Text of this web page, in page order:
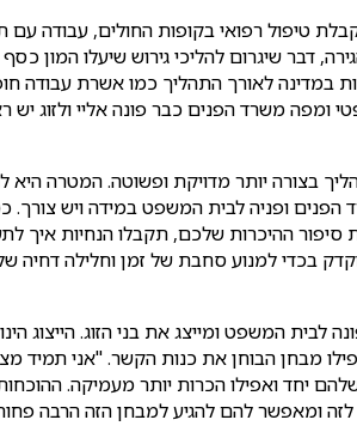
טיפול רפואי בקופות החולים, עבודה
דבר שיגרום להליכי גירוש שיעלו
במדינה לאורך התהליך כמו אשרת עבודה
משרד הפנים כבר פונה אליי ולזוג יש
בצורה יותר מדויקת ופשוטה. המטרה היא
הפנים ופניה לבית המשפט במידה ויש
ההיכרות שלכם, תקבלו הנחיות איך
בכדי למנוע סחבת של זמן וחלילה
המשפט ומייצג את בני הזוג. הייצוג
מבחן הבוחן את כנות הקשר. "אני תמיד
יחד ואפילו הכרות יותר מעמיקה.
ומאפשר להם להגיע למבחן הזה הרבה